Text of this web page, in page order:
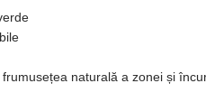
naturală a zonei și